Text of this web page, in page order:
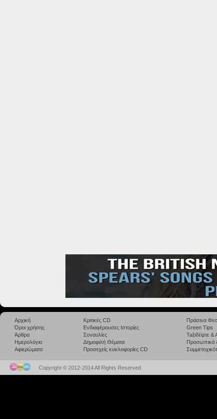
Αρχική
Όροι χρήσης
Άρθρα
Ημερολόγιο
Αφιερώματα
Κριτικές CD
Ενδιαφέρουσες Ιστορίες
Συναυλίες
Δημοφιλή Θέματα
Προσεχείς κυκλοφορίες CD
Πράσινα
Green Tips
Taξιδέψτε
Προσωπικά
Copyright © 2012-2014 All Rights Reserved